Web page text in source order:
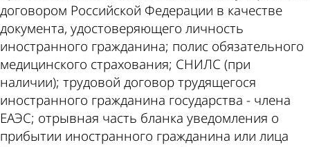
договором Российской Федерации в качестве
документа, удостоверяющего личность
иностранного гражданина; полис обязательного
медицинского страхования; СНИЛС (при
наличии); трудовой договор трудящегося
иностранного гражданина государства - члена
ЕАЭС; отрывная часть бланка уведомления о
прибытии иностранного гражданина или лица